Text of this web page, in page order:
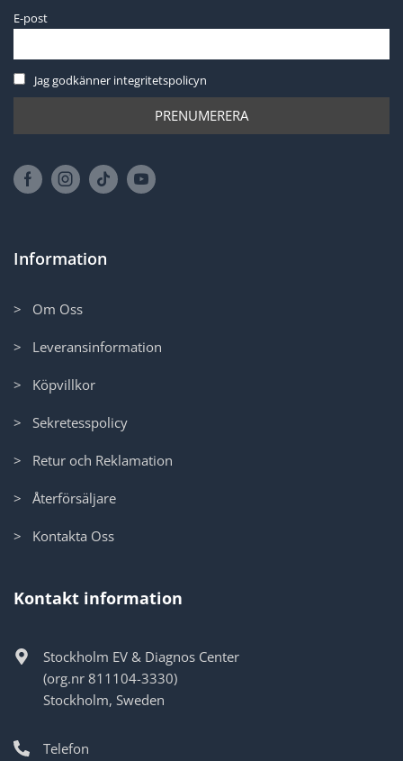
E-post
Jag godkänner integritetspolicyn
Information
> Om Oss
> Leveransinformation
> Köpvillkor
> Sekretesspolicy
> Retur och Reklamation
> Återförsäljare
> Kontakta Oss
Kontakt information
Stockholm EV & Diagnos Center
(org.nr 811104-3330)
Stockholm, Sweden
Telefon